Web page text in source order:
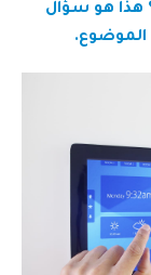
هذا هو سؤال
الموضوع.